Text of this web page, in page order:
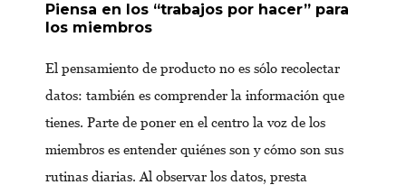
Piensa en los “trabajos por hacer” para
los miembros
El pensamiento de producto no es sólo recolectar
datos: también es comprender la información que
tienes. Parte de poner en el centro la voz de los
miembros es entender quiénes son y cómo son sus
rutinas diarias. Al observar los datos, presta